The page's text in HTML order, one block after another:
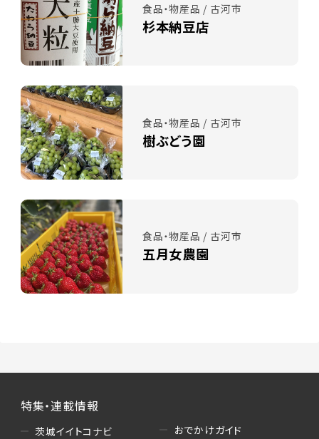
食品・物産品 / 古河市
杉本納豆店
食品・物産品 / 古河市
樹ぶどう園
食品・物産品 / 古河市
五月女農園
特集・連載情報
茨城イイトコナビ
おでかけガイド